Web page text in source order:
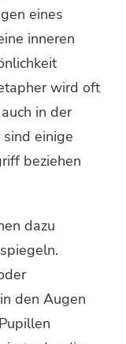
eines
inneren
wird oft
in der
einige
beziehen
dazu
den Augen